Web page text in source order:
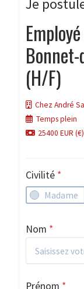
Je
(H/F)
Chez André
Temps plein
25400 EUR
Civilité *
Madame
Nom *
Prénom *